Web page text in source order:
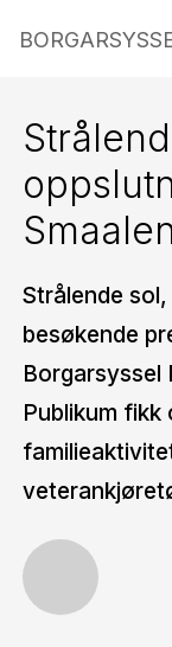
Strålende
besøkende
Borgarsyssel
Publikum fikk